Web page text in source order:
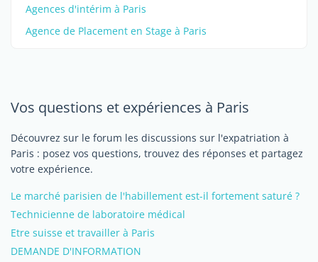
Agences d'intérim à Paris
Agence de Placement en Stage à Paris
Vos questions et expériences à Paris
Découvrez sur le forum les discussions sur l'expatriation à
Paris : posez vos questions, trouvez des réponses et partagez
votre expérience.
Le marché parisien de l'habillement est-il fortement saturé ?
Technicienne de laboratoire médical
Etre suisse et travailler à Paris
DEMANDE D'INFORMATION